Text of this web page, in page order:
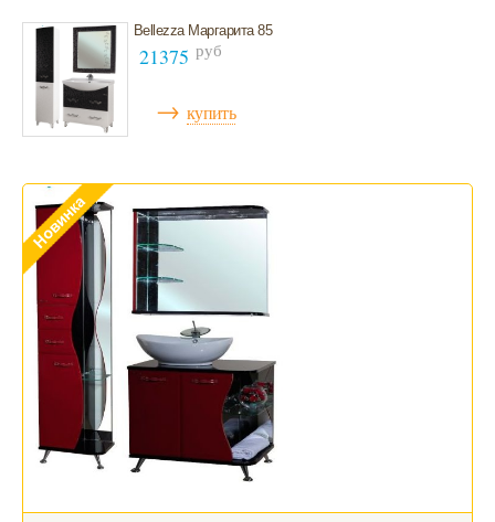
Bellezza Маргарита 85
21375 руб
→ купить